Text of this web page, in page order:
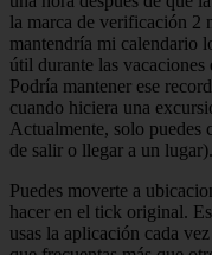
la marca de verificación 2
mantendría mi calendario
útil durante las vacaciones
Podría mantener ese
cuando hiciera una
Actualmente, solo puedes
de salir o llegar a un lugar).
Puedes moverte a
hacer en el tick original.
usas la aplicación cada